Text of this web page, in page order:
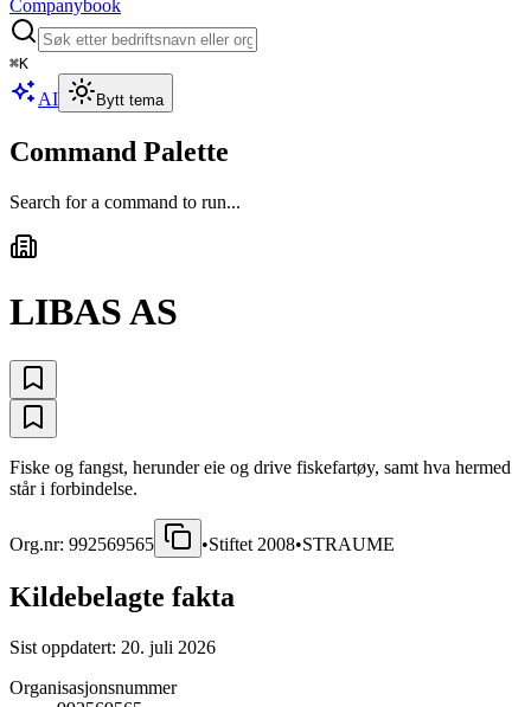
Companybook
⌘K
AI Bytt tema
Command Palette
Search for a command to run...
LIBAS AS
Fiske og fangst, herunder eie og drive fiskefartøy, samt hva hermed
står i forbindelse.
Org.nr: 992569565 •Stiftet 2008•STRAUME
Kildebelagte fakta
Sist oppdatert: 20. juli 2026
Organisasjonsnummer